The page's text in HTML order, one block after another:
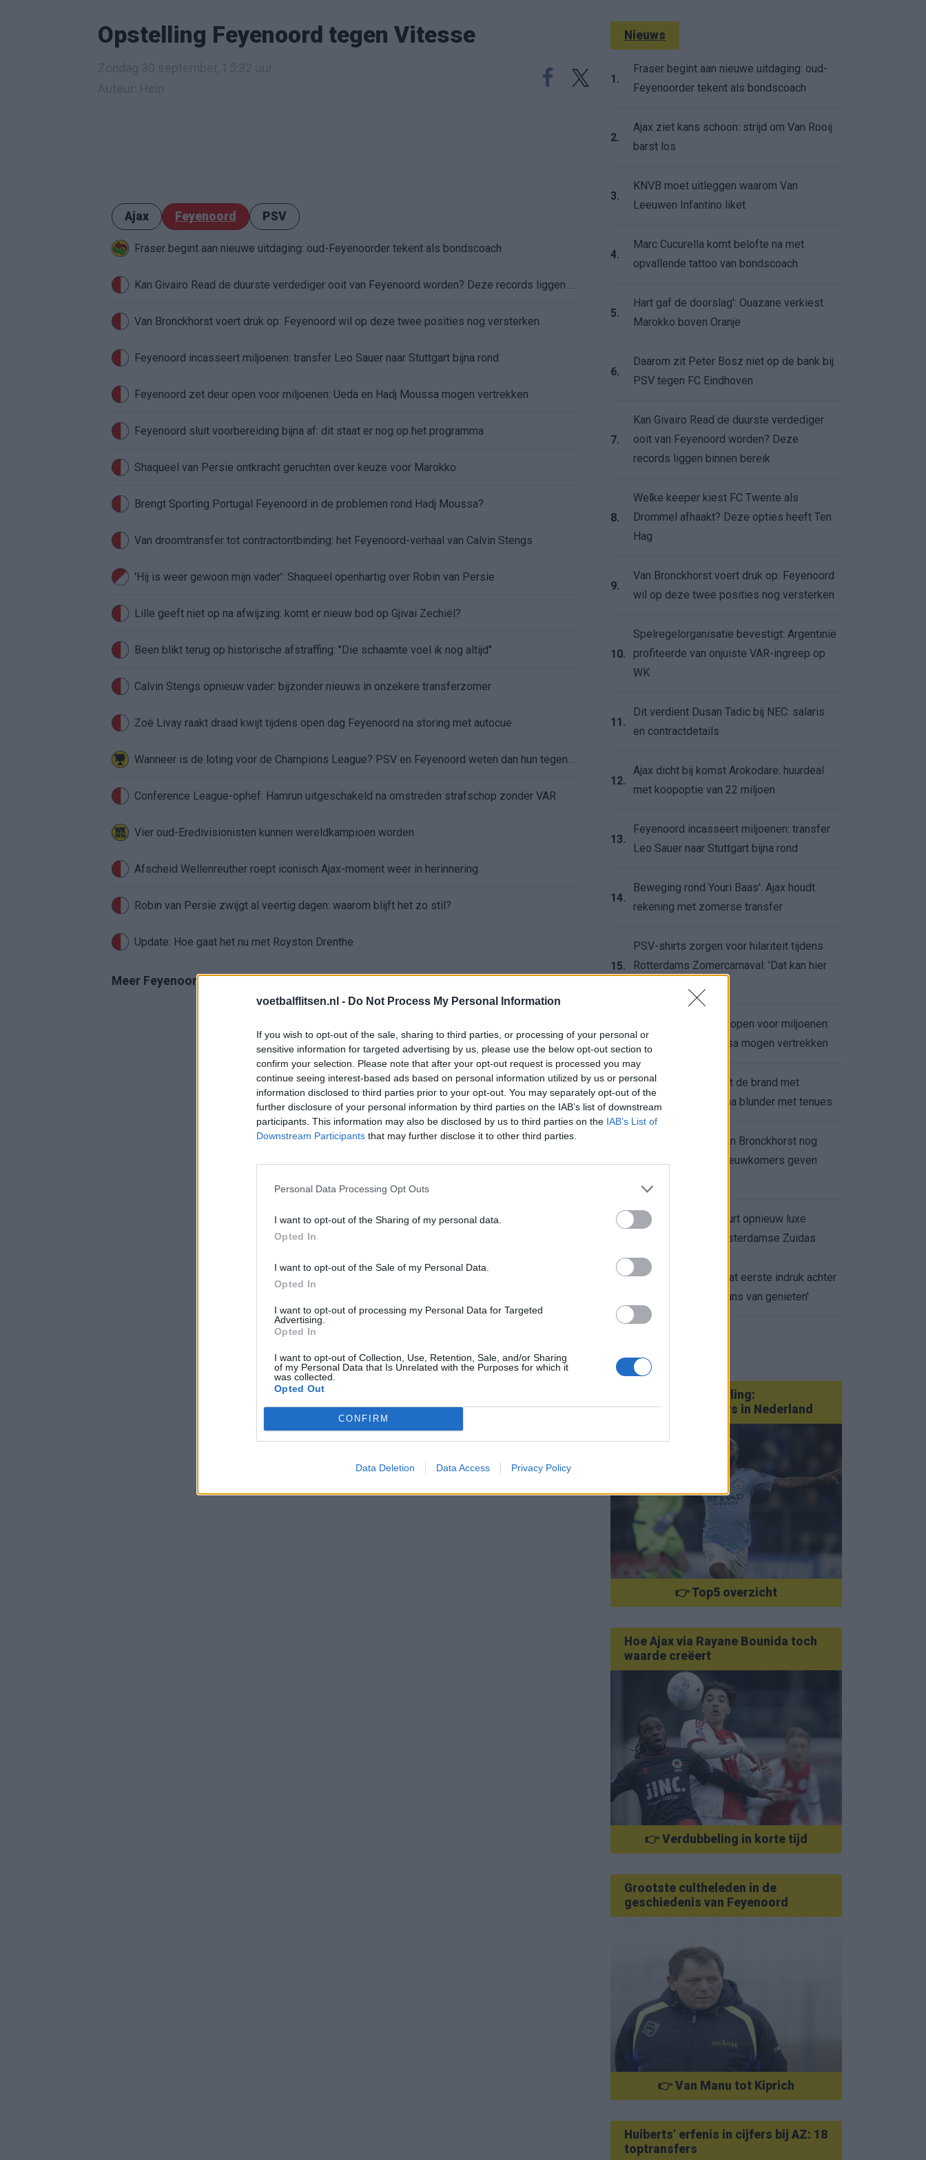
voetbalflitsen.nl - Do Not Process My Personal Information
If you wish to opt-out of the sale, sharing to third parties, or processing of your personal or
sensitive information for targeted advertising by us, please use the below opt-out section to
confirm your selection. Please note that after your opt-out request is processed you may
continue seeing interest-based ads based on personal information utilized by us or personal
information disclosed to third parties prior to your opt-out. You may separately opt-out of the
further disclosure of your personal information by third parties on the IAB’s list of downstream
participants. This information may also be disclosed by us to third parties on the IAB’s List of
Downstream Participants that may further disclose it to other third parties.
Personal Data Processing Opt Outs
I want to opt-out of the Sharing of my personal data.
Opted In
I want to opt-out of the Sale of my Personal Data.
Opted In
I want to opt-out of processing my Personal Data for Targeted
Advertising.
Opted In
I want to opt-out of Collection, Use, Retention, Sale, and/or Sharing
of my Personal Data that Is Unrelated with the Purposes for which it
was collected.
Opted Out
CONFIRM
Data Deletion Data Access Privacy Policy
Opstelling Feyenoord tegen Vitesse
Ajax Feyenoord PSV
Fraser begint aan nieuwe uitdaging: oud-Feyenoorder tekent als bondscoach
Van Bronckhorst voert druk op: Feyenoord wil op deze twee posities nog versterken
Feyenoord incasseert miljoenen: transfer Leo Sauer naar Stuttgart bijna rond
Feyenoord zet deur open voor miljoenen: Ueda en Hadj Moussa mogen vertrekken
Feyenoord sluit voorbereiding bijna af: dit staat er nog op het programma
Shaqueel van Persie ontkracht geruchten over keuze voor Marokko
Brengt Sporting Portugal Feyenoord in de problemen rond Hadj Moussa?
Van droomtransfer tot contractontbinding: het Feyenoord-verhaal van Calvin Stengs
'Hij is weer gewoon mijn vader': Shaqueel openhartig over Robin van Persie
Lille geeft niet op na afwijzing: komt er nieuw bod op Gjivai Zechiël?
Been blikt terug op historische afstraffing: "Die schaamte voel ik nog altijd"
Calvin Stengs opnieuw vader: bijzonder nieuws in onzekere transferzomer
Zoë Livay raakt draad kwijt tijdens open dag Feyenoord na storing met autocue
Conference League-ophef: Hamrun uitgeschakeld na omstreden strafschop zonder VAR
Vier oud-Eredivisionisten kunnen wereldkampioen worden
Afscheid Wellenreuther roept iconisch Ajax-moment weer in herinnering
Robin van Persie zwijgt al veertig dagen: waarom blijft het zo stil?
Update: Hoe gaat het nu met Royston Drenthe
Meer Feyenoord-nieuws
Nieuws
1.
Fraser begint aan nieuwe uitdaging: oud-
Feyenoorder tekent als bondscoach
2.
Ajax ziet kans schoon: strijd om Van Rooij
barst los
3.
KNVB moet uitleggen waarom Van
Leeuwen Infantino liket
4.
Marc Cucurella komt belofte na met
opvallende tattoo van bondscoach
5.
Hart gaf de doorslag': Ouazane verkiest
Marokko boven Oranje
6.
Daarom zit Peter Bosz niet op de bank bij
PSV tegen FC Eindhoven
7.
Kan Givairo Read de duurste verdediger
ooit van Feyenoord worden? Deze
records liggen binnen bereik
8.
Welke keeper kiest FC Twente als
Drommel afhaakt? Deze opties heeft Ten
Hag
9.
Van Bronckhorst voert druk op: Feyenoord
wil op deze twee posities nog versterken
10.
Spelregelorganisatie bevestigt: Argentinië
profiteerde van onjuiste VAR-ingreep op
WK
11.
Dit verdient Dusan Tadic bij NEC: salaris
en contractdetails
12.
Ajax dicht bij komst Arokodare: huurdeal
met koopoptie van 22 miljoen
13.
Feyenoord incasseert miljoenen: transfer
Leo Sauer naar Stuttgart bijna rond
14.
Beweging rond Youri Baas': Ajax houdt
rekening met zomerse transfer
15.
PSV-shirts zorgen voor hilariteit tijdens
Rotterdams Zomercarnaval: 'Dat kan hier
16.
Feyenoord zet deur open voor miljoenen:
Ueda en Hadj Moussa mogen vertrekken
17.
Ajax helpt Burnley uit de brand met
afgeknipte sokken na blunder met tenues
Feyenoord onder Van Bronckhorst nog
altijd ongeslagen: nieuwkomers geven
19.
Hakim Ziyech verhuurt opnieuw luxe
appartement op Amsterdamse Zuidas
Marcos Leonardo laat eerste indruk achter
bij Ajax: 'Hier gaan fans van genieten'
Van Götze tot Sterling:
statementtransfers in Nederland
👉 Top5 overzicht
Hoe Ajax via Rayane Bounida toch
waarde creëert
👉 Verdubbeling in korte tijd
Grootste cultheleden in de
geschiedenis van Feyenoord
👉 Van Manu tot Kiprich
Huiberts’ erfenis in cijfers bij AZ: 18
toptransfers